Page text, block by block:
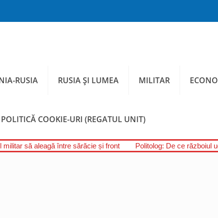
RUSIA RUSIA ȘI LUMEA MILITAR
POLITICĂ COOKIE-URI (REGATUL UNIT)
să aleagă între sărăcie și front Politolog: De ce războiul